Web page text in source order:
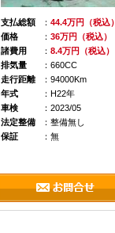
支払総額 ： 44.4万円（税込）
価格
： 36万円（税込）
諸費用
： 8.4万円（税込）
排気量
：660CC
走行距離
：94000Km
年式
：H22年
車検
：2023/05
法定整備
：整備無し
保証
：無